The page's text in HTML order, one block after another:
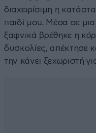
διαχειρίσιμη η
παιδί μου. Μέσα σε
ξαφνικά βρέθηκε η
δυσκολίες, απέκτησε
την κάνει ξεχωριστή